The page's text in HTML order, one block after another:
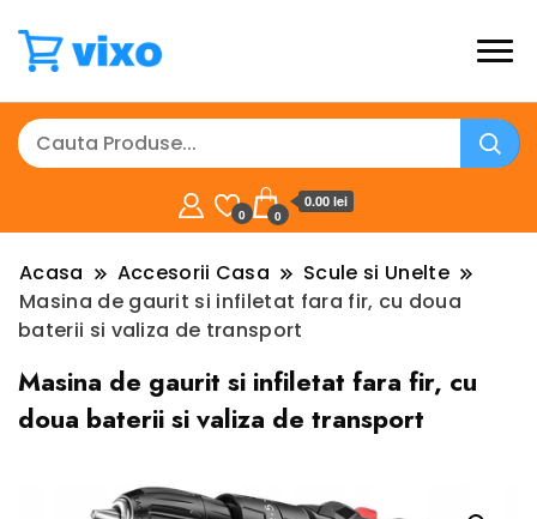
0 0
0.00 lei
Acasa Accesorii Casa
Scule si Unelte
Masina de gaurit si infiletat fara fir, cu doua
baterii si valiza de transport
Masina de gaurit si infiletat fara fir, cu
doua baterii si valiza de transport